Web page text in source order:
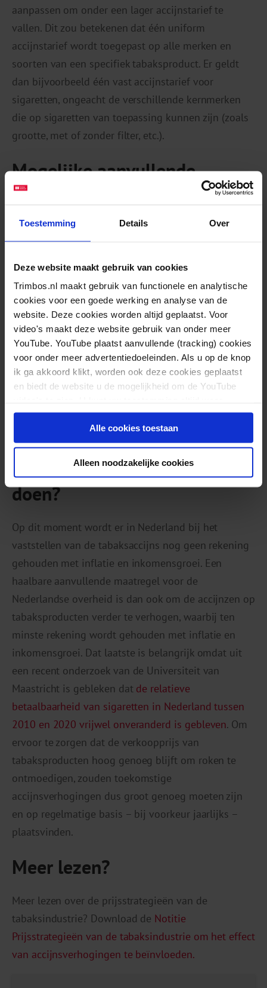
Toestemming Details Over
Deze website maakt gebruik van cookies
Trimbos.nl maakt gebruik van functionele en analytische
cookies voor een goede werking en analyse van de
website. Deze cookies worden altijd geplaatst. Voor
video's maakt deze website gebruik van onder meer
YouTube. YouTube plaatst aanvullende (tracking) cookies
voor onder meer advertentiedoeleinden. Als u op de knop
ik ga akkoord klikt, worden ook deze cookies geplaatst
en biedt de website u de mogelijkheid om de YouTube
intrekken.
Alle cookies toestaan
Alleen noodzakelijke cookies
aanpassen om onder een lager accijnstarief te
vallen. Dit zou betekenen dat één uniform
accijnstarief wordt toegepast op alle merken en
soorten van een specifiek tabaksproduct. Er geldt
dan bijvoorbeeld één vast accijnstarief voor
sigaretten, ongeacht de verschillende kernmerken
die op sigaretten van toepassing kunnen zijn (zoals
grootte, met of zonder filter, etc.).
Mogelijke aanvullende
beleidsmaatregelen voor
Maar hoe staan we er nu voor? Een aantal
voor de productcategorieën sigaretten, shag en
sigaren. Maar niet alle beleidsmaatregelen zijn
eenvoudig te implementeren in Nederland. Dit komt
deels doordat ons land verbonden is aan de
“Richtlijn betreffende de structuur en de tarieven
van de accijns op tabaksfabrikaten” van de Europese
minimum- of maximumprijzen voor
tabaksproducten hanteren.
Wat kan de overheid nog
doen?
Op dit moment wordt er in Nederland bij het
vaststellen van de tabaksaccijns nog geen rekening
gehouden met inflatie en inkomensgroei. Een
haalbare aanvullende maatregel voor de
Nederlandse overheid is dan ook om de accijnzen op
tabaksproducten verder te verhogen, waarbij ten
minste rekening wordt gehouden met inflatie en
inkomensgroei. Dat laatste is belangrijk omdat uit
een recent onderzoek van de Universiteit van
Maastricht is gebleken dat de relatieve
betaalbaarheid van sigaretten in Nederland tussen
2010 en 2020 vrijwel onveranderd is gebleven. Om
ervoor te zorgen dat de verkoopprijs van
tabaksproducten hoog genoeg blijft om roken te
ontmoedigen, zouden toekomstige
accijnsverhogingen dus groot genoeg moeten zijn
en op regelmatige basis – bij voorkeur jaarlijks –
plaatsvinden.
Meer lezen?
Meer lezen over de prijsstrategieën van de
tabaksindustrie? Download de Notitie
Prijsstrategieën van de tabaksindustrie om het effect
van accijnsverhogingen te beïnvloeden.